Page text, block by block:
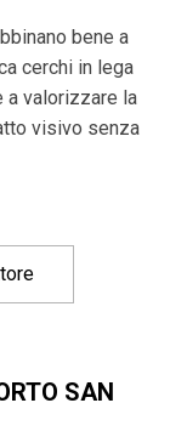
bene a
cerchi in lega
a valorizzare la
visivo senza
SAN